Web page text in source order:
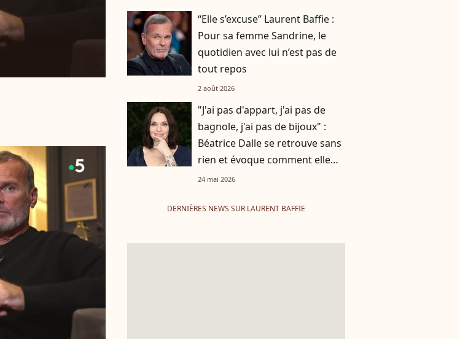
“Elle s’excuse” Laurent Baffie :
Pour sa femme Sandrine, le
quotidien avec lui n’est pas de
tout repos
2 août 2026
"J'ai pas d'appart, j'ai pas de
bagnole, j'ai pas de bijoux" :
Béatrice Dalle se retrouve sans
rien et évoque comment elle
tient
24 mai 2026
DERNIÈRES NEWS SUR LAURENT BAFFIE